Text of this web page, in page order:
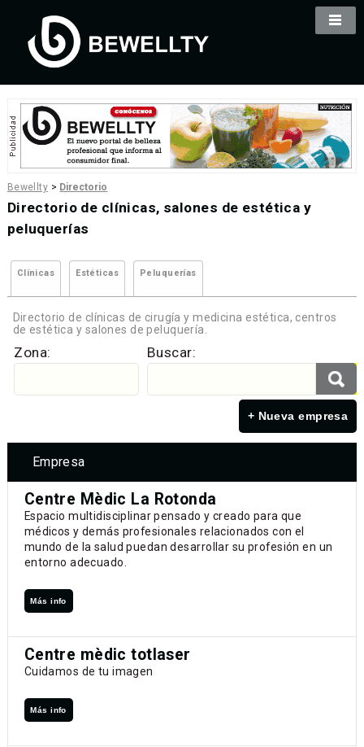
Bewellty > Directorio
Directorio de clínicas, salones de estética y
peluquerías
Clínicas Estéticas Peluquerías
Directorio de clínicas de cirugía y medicina estética, centros
de estética y salones de peluquería.
Zona: Buscar:
+ Nueva empresa
Empresa
Centre Mèdic La Rotonda
Espacio multidisciplinar pensado y creado para que
médicos y demás profesionales relacionados con el
mundo de la salud puedan desarrollar su profesión en un
entorno adecuado.
Más info
Centre mèdic totlaser
Cuidamos de tu imagen
Más info